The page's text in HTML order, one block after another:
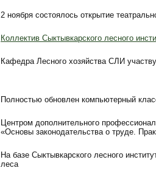
2 ноября состоялось открытие
Коллектив Сыктывкарского лесного
Кафедра Лесного хозяйства СЛИ
Полностью обновлен компьютерный
Центром дополнительного
«Основы законодательства о труде.
На базе Сыктывкарского лесного
леса